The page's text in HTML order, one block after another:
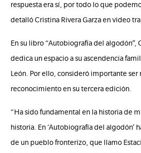
respuesta era sí, por todo lo que
detalló Cristina Rivera Garza en video
En su libro “Autobiografía del algodón”,
dedica un espacio a su ascendencia
León. Por ello, consideró importante
reconocimiento en su tercera edición.
“Ha sido fundamental en la historia de
historia. En ‘Autobiografía del algodón’
de un pueblo fronterizo, que llamo